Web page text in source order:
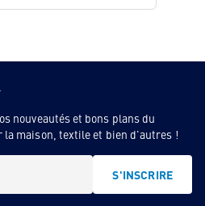
nouveautés et bons plans du
maison, textile et bien d'autres !
S'INSCRIRE